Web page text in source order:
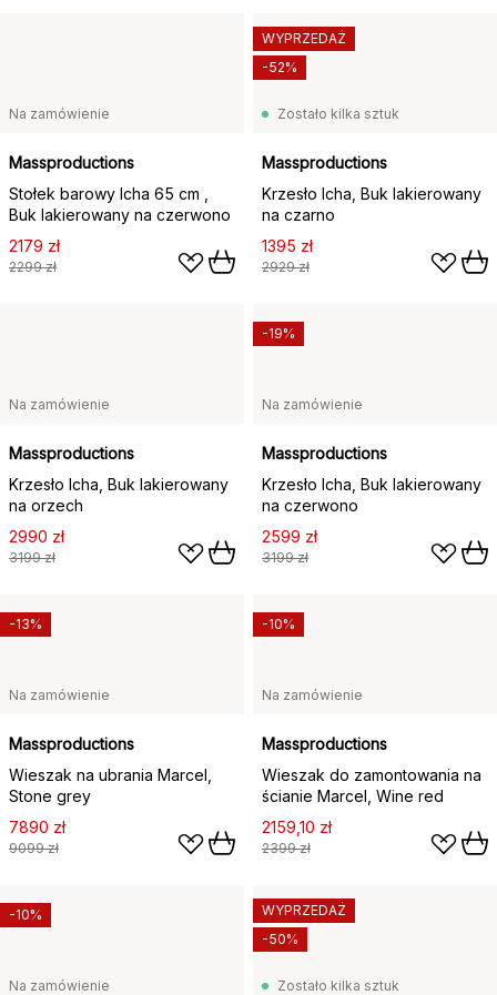
Na zamówienie
Massproductions
Stołek barowy Icha 65 cm ,
Buk lakierowany na czerwono
2179 zł
2299 zł
Zostało kilka sztuk
Massproductions
Krzesło Icha, Buk lakierowany
na czarno
1395 zł
2929 zł
WYPRZEDAŻ
-52%
Na zamówienie
Massproductions
Krzesło Icha, Buk lakierowany
na orzech
2990 zł
3199 zł
Na zamówienie
Massproductions
Krzesło Icha, Buk lakierowany
na czerwono
2599 zł
3199 zł
-19%
Na zamówienie
Massproductions
Wieszak na ubrania Marcel,
Stone grey
7890 zł
9099 zł
-13%
Na zamówienie
Massproductions
Wieszak do zamontowania na
ścianie Marcel, Wine red
2159,10 zł
2399 zł
-10%
Na zamówienie
-10%
Zostało kilka sztuk
WYPRZEDAŻ
-50%